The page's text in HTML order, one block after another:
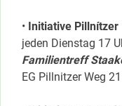
• Initiative Pillnítzer
jeden Dienstag 17
Familientreff
EG Pillnitzer Weg 21